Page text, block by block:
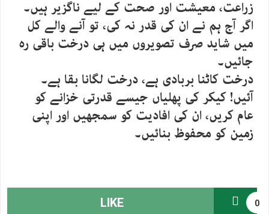
زراعت، معیشت اور صحت کے لیے ناگزیر ہیں۔
اگر آج ہم نے ان کی قدر نہ کی، تو آنے والے کل
میں شاید صرف تصویروں میں ہی درخت باقی رہ
جائیں۔
درخت کاٹنا بربادی ہے، درخت لگانا بقا ہے۔
آئیں! کیکر کی پھلیاں جیسے قدرتی خزانے کو
عام کریں، ان کی افادیت کو سمجھیں اور اپنی
زمین کو محفوظ بنائیں۔
0
LIKE